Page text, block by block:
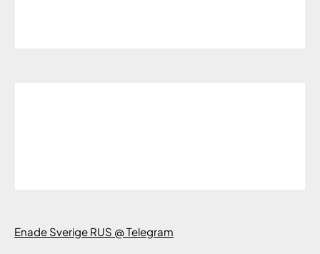
Enade Sverige RUS @ Telegram